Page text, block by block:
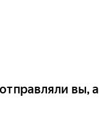
вы, а